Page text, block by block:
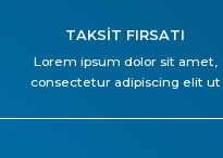
TAKSİT FIRSATI
Lorem ipsum dolor sit amet,
consectetur adipiscing elit ut